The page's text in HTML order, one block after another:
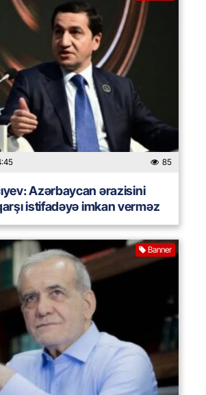
85
Azərbaycan ərazisini
istifadəyə imkan verməz
Banner